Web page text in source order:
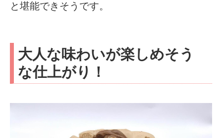
と堪能できそうです。
大人な味わいが楽しめそう
な仕上がり！